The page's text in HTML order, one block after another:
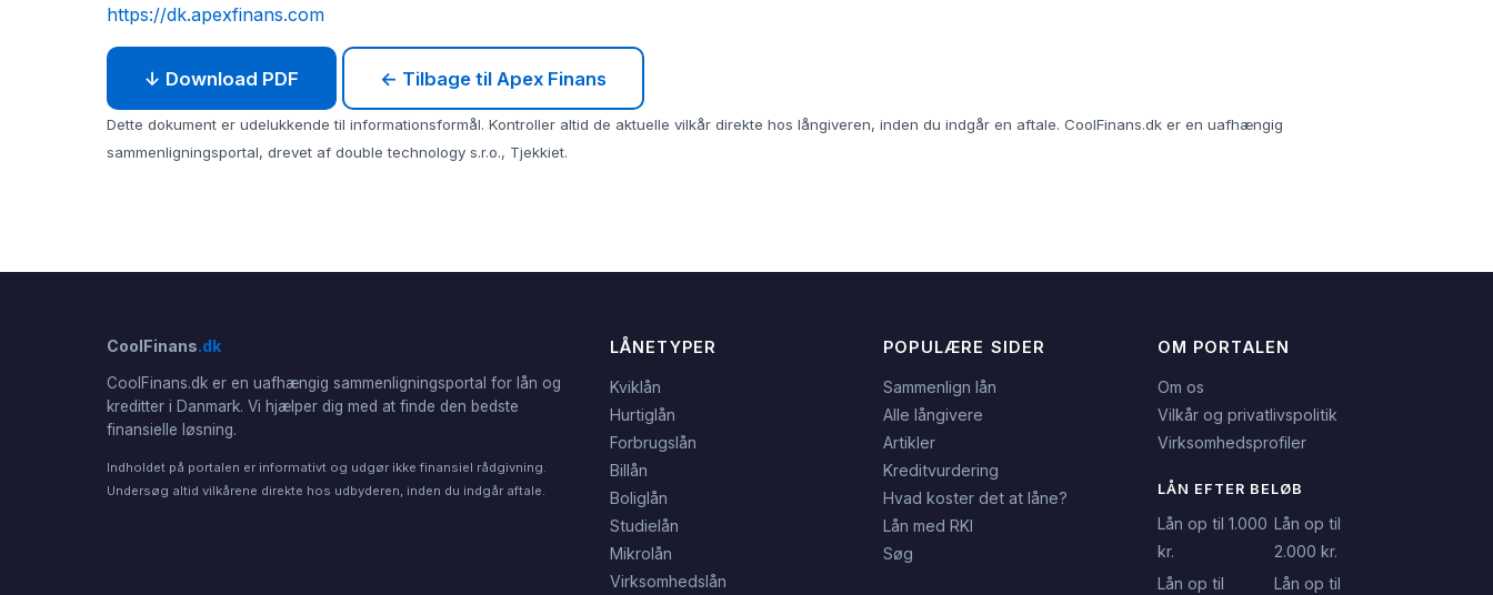
https://dk.apexfinans.com
↓ Download PDF ← Tilbage til Apex Finans
Dette dokument er udelukkende til informationsformål. Kontroller altid de aktuelle vilkår direkte hos långiveren, inden du indgår en aftale. CoolFinans.dk er en uafhængig
sammenligningsportal, drevet af double technology s.r.o., Tjekkiet.
CoolFinans.dk
CoolFinans.dk er en uafhængig sammenligningsportal for lån og
kreditter i Danmark. Vi hjælper dig med at finde den bedste
finansielle løsning.
Indholdet på portalen er informativt og udgør ikke finansiel rådgivning.
Undersøg altid vilkårene direkte hos udbyderen, inden du indgår aftale.
LÅNETYPER
Kviklån
Hurtiglån
Forbrugslån
Billån
Boliglån
Studielån
Mikrolån
Virksomhedslån
POPULÆRE SIDER
Sammenlign lån
Alle långivere
Artikler
Kreditvurdering
Hvad koster det at låne?
Lån med RKI
Søg
OM PORTALEN
Om os
Vilkår og privatlivspolitik
Virksomhedsprofiler
LÅN EFTER BELØB
Lån op til 1.000
kr.
Lån op til
2.000 kr.
Lån op til
Lån op til